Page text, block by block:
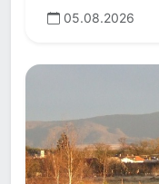
05.08.2026